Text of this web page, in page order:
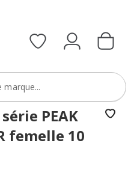
PEAK
femelle 10